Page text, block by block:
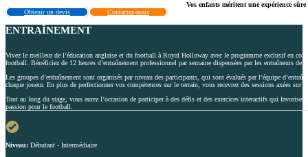
Vos enfants méritent une expérience
Obtenir un devis
Contactez-nous
ENTRAÎNEMENT
Vivez le meilleur de l’éducation anglaise et du football à Royal Holloway avec le programme exclusif en
football. Bénéficiez de 12 heures d’entraînement professionnel par semaine dispensées par les entraîneurs
Les groupes d’entraînement sont organisés par niveau des participants, qui sont évalués par l’équipe
chaque joueur. En plus de perfectionner vos compétences sur le terrain, vous recevrez des sessions axées
Tout au long du stage, vous aurez l’occasion de participer à des défis et des exercices interactifs qui
passion pour le football.
Niveau: Débutant - Intermédiaire